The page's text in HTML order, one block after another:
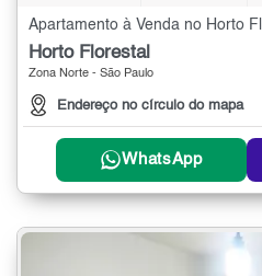
Horto Florestal
Zona Norte - São Paulo
Endereço no círculo do mapa
WhatsApp